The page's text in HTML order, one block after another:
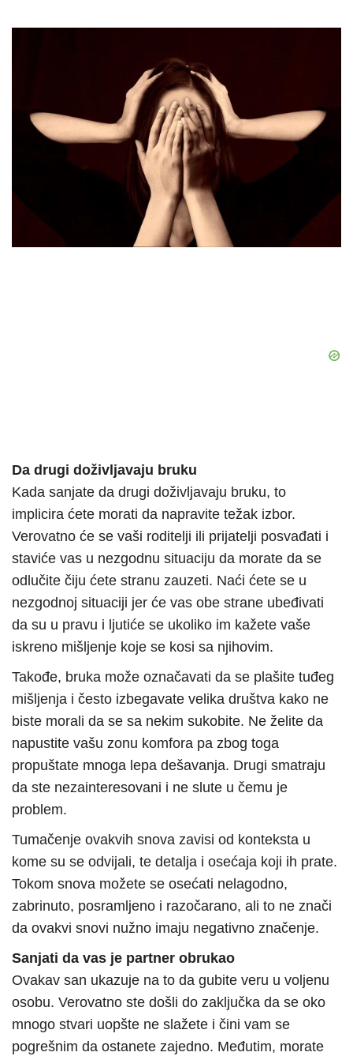
Da drugi doživljavaju bruku
Kada sanjate da drugi doživljavaju bruku, to
implicira ćete morati da napravite težak izbor.
Verovatno će se vaši roditelji ili prijatelji posvađati i
staviće vas u nezgodnu situaciju da morate da se
odlučite čiju ćete stranu zauzeti. Naći ćete se u
nezgodnoj situaciji jer će vas obe strane ubeđivati
da su u pravu i ljutiće se ukoliko im kažete vaše
iskreno mišljenje koje se kosi sa njihovim.
Takođe, bruka može označavati da se plašite tuđeg
mišljenja i često izbegavate velika društva kako ne
biste morali da se sa nekim sukobite. Ne želite da
napustite vašu zonu komfora pa zbog toga
propuštate mnoga lepa dešavanja. Drugi smatraju
da ste nezainteresovani i ne slute u čemu je
problem.
Tumačenje ovakvih snova zavisi od konteksta u
kome su se odvijali, te detalja i osećaja koji ih prate.
Tokom snova možete se osećati nelagodno,
zabrinuto, posramljeno i razočarano, ali to ne znači
da ovakvi snovi nužno imaju negativno značenje.
Sanjati da vas je partner obrukao
Ovakav san ukazuje na to da gubite veru u voljenu
osobu. Verovatno ste došli do zaključka da se oko
mnogo stvari uopšte ne slažete i čini vam se
pogrešnim da ostanete zajedno. Međutim, morate